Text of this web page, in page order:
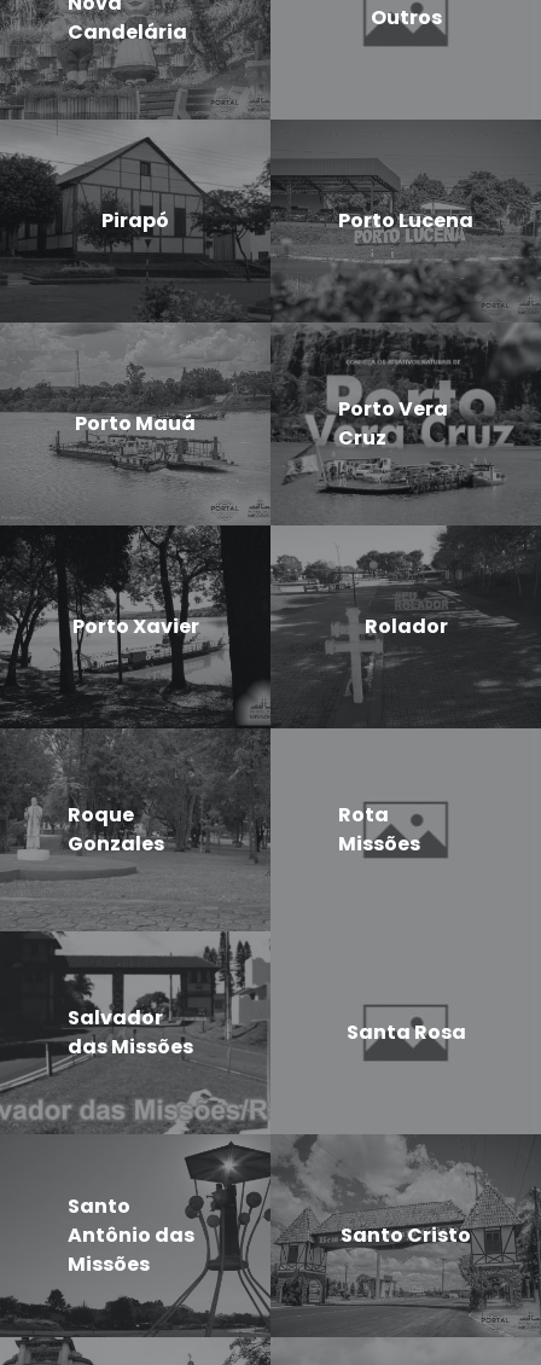
Candelária
Outros
Pirapó Porto Lucena
Porto Mauá
Porto Vera
Cruz
Porto Xavier Rolador
Roque
Gonzales
Rota
Missões
Salvador
das Missões
Santa Rosa
Santo
Antônio das
Missões
Santo Cristo